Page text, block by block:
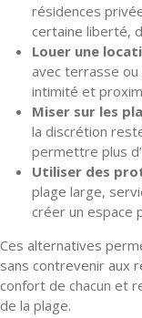
résidences
certaine liberté,
Louer une
avec terrasse ou
intimité et
Miser sur les
la discrétion
permettre plus
Utiliser des
plage large,
créer un espace
Ces alternatives
sans contrevenir aux
confort de chacun et
de la plage.